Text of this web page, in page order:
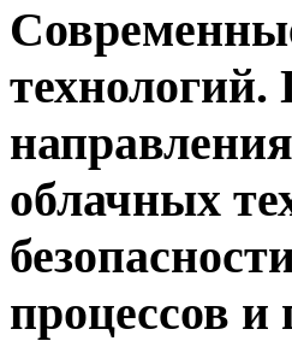
технологий.
облачных
процессов и